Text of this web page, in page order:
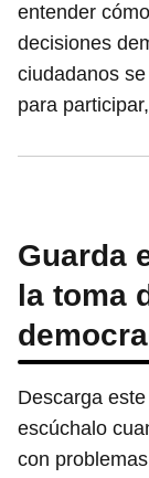
entender
decisiones
ciudadanos
para
Guarda
la toma
Descarga
escúchalo
con